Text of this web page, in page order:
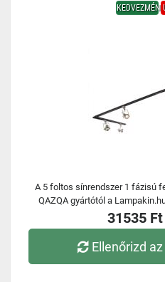
KEDVEZMÉNY
A 5 foltos sínrendszer 1 fázisú
QAZQA gyártótól a
31535 Ft
Ellenőrizd